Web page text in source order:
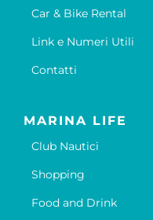
Car & Bike Rental
Link e Numeri Utili
Contatti
MARINA LIFE
Club Nautici
Shopping
Food and Drink